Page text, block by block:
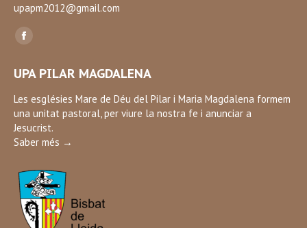
upapm2012@gmail.com
Find us on:
Facebook
opens
in
new
window
UPA PILAR MAGDALENA
Les esglésies Mare de Déu del Pilar i Maria Magdalena formem
una unitat pastoral, per viure la nostra fe i anunciar a
Jesucrist.
Saber més →